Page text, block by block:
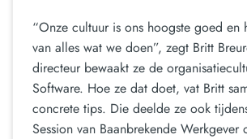
“Onze cultuur is ons hoogste goed en
van alles wat we doen”, zegt Britt
directeur bewaakt ze de
Software. Hoe ze dat doet, vat Britt
concrete tips. Die deelde ze ook
Session van Baanbrekende